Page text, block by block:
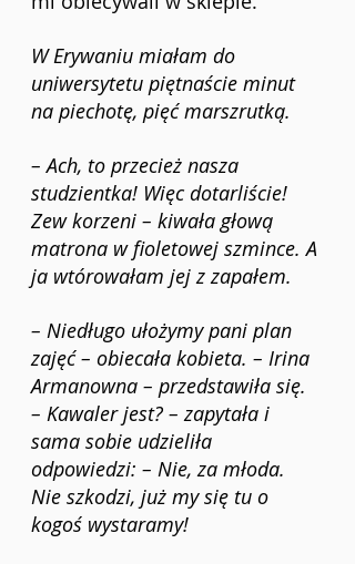
W Erywaniu miałam do
uniwersytetu piętnaście minut
na piechotę, pięć marszrutką.
– Ach, to przecież nasza
studzientka! Więc dotarliście!
Zew korzeni – kiwała głową
matrona w fioletowej szmince. A
ja wtórowałam jej z zapałem.
– Niedługo ułożymy pani plan
zajęć – obiecała kobieta. – Irina
Armanowna – przedstawiła się.
– Kawaler jest? – zapytała i
sama sobie udzieliła
odpowiedzi: – Nie, za młoda.
Nie szkodzi, już my się tu o
kogoś wystaramy!